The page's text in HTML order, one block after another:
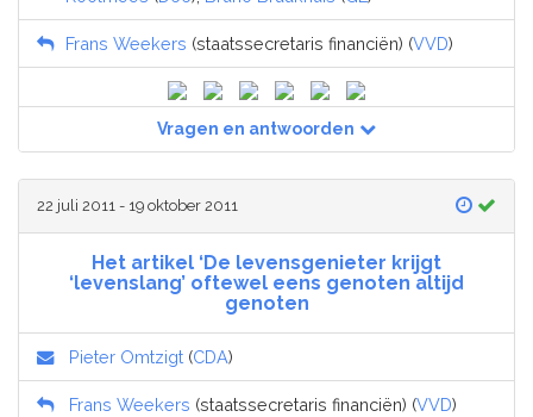
Frans Weekers (staatssecretaris financiën) (VVD)
Vragen en antwoorden
22 juli 2011 - 19 oktober 2011
Het artikel ‘De levensgenieter krijgt
‘levenslang’ oftewel eens genoten altijd
genoten
Pieter Omtzigt (CDA)
Frans Weekers (staatssecretaris financiën) (VVD)